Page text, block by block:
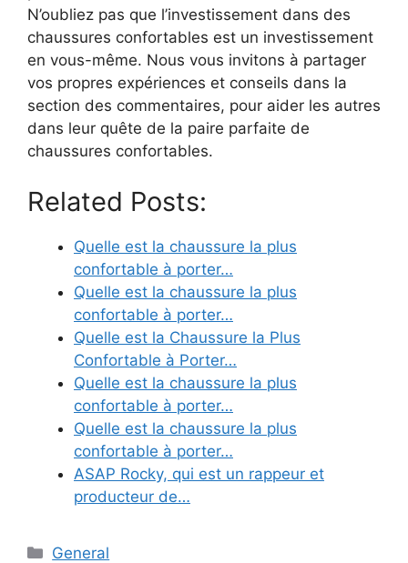
N’oubliez pas que l’investissement dans des
chaussures confortables est un investissement
en vous-même. Nous vous invitons à partager
vos propres expériences et conseils dans la
section des commentaires, pour aider les autres
dans leur quête de la paire parfaite de
chaussures confortables.
Related Posts:
Quelle est la chaussure la plus
confortable à porter…
Quelle est la chaussure la plus
confortable à porter…
Quelle est la Chaussure la Plus
Confortable à Porter…
Quelle est la chaussure la plus
confortable à porter…
Quelle est la chaussure la plus
confortable à porter…
ASAP Rocky, qui est un rappeur et
producteur de…
Categories
General